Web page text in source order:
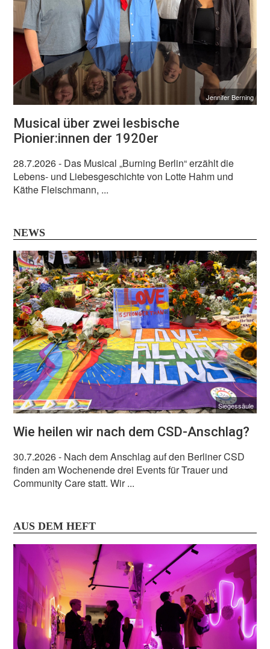
Jennifer Berning
Musical über zwei lesbische
Pionier:innen der 1920er
28.7.2026- Das Musical „Burning Berlin“ erzählt die
Lebens- und Liebesgeschichte von Lotte Hahm und
Käthe Fleischmann, ...
NEWS
Siegessäule
Wie heilen wir nach dem CSD-Anschlag?
30.7.2026- Nach dem Anschlag auf den Berliner CSD
finden am Wochenende drei Events für Trauer und
Community Care statt. Wir ...
AUS DEM HEFT